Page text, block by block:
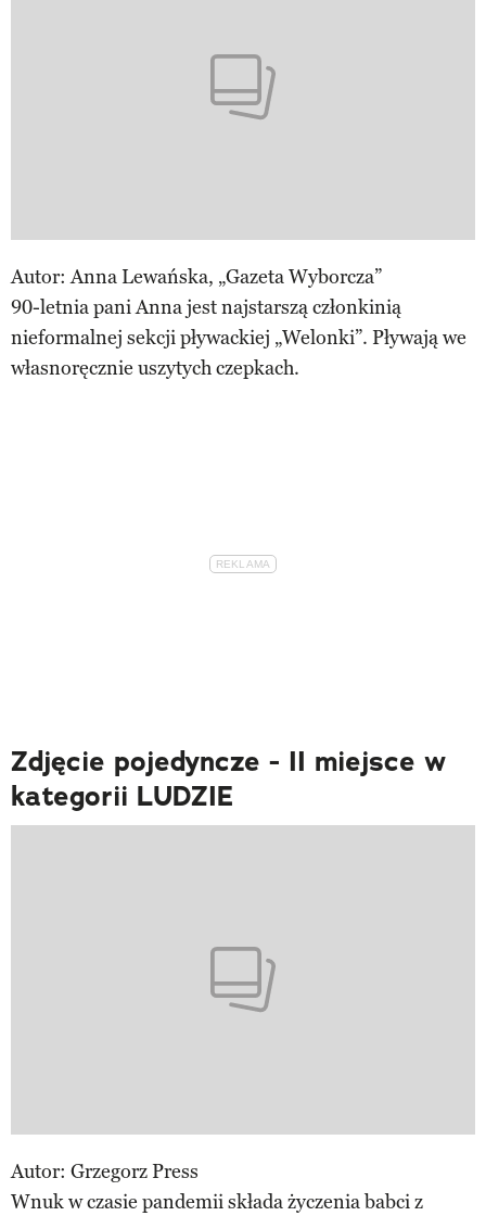
Autor: Anna Lewańska, „Gazeta Wyborcza”
90-letnia pani Anna jest najstarszą członkinią
nieformalnej sekcji pływackiej „Welonki”. Pływają we
własnoręcznie uszytych czepkach.
Zdjęcie pojedyncze - II miejsce w
kategorii LUDZIE
Autor: Grzegorz Press
Wnuk w czasie pandemii składa życzenia babci z